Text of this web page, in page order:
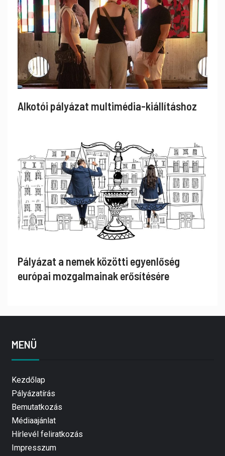
Alkotói pályázat multimédia-kiállításhoz
Pályázat a nemek közötti egyenlőség
európai mozgalmainak erősítésére
MENÜ
Kezdőlap
Pályázatírás
Bemutatkozás
Médiaajánlat
Hírlevél feliratkozás
Impresszum